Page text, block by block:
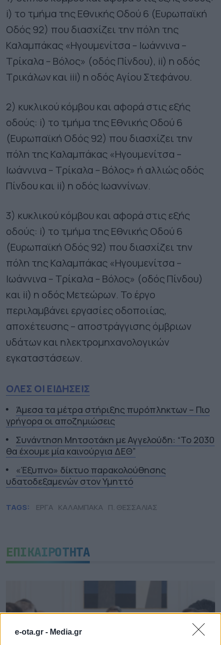
e-ota.gr - Media.gr
i) το τμήμα της Εθνικής Οδού 6 (Ευρωπαϊκή
Οδός 92) που διασχίζει την πόλη της
Καλαμπάκας «Ηγουμενίτσα – Ιωάννινα –
Τρίκαλα – Βόλος» (οδός Πίνδου), ii) η οδός
Τρικάλων και iii) η οδός Αγίου Στεφάνου.
2) κυκλικού κόμβου και αφορά στις εξής
οδούς: i) το τμήμα της Εθνικής Οδού 6
(Ευρωπαϊκή Οδός 92) που διασχίζει την
πόλη της Καλαμπάκας «Ηγουμενίτσα –
Ιωάννινα – Τρίκαλα – Βόλος» ή αλλιώς οδός
Πίνδου και ii) η οδός Ιωαννίνων.
3) κυκλικού κόμβου και αφορά στις εξής
οδούς: i) το τμήμα της Εθνικής Οδού 6
(Ευρωπαϊκή Οδός 92) που διασχίζει την
πόλη της Καλαμπάκας «Ηγουμενίτσα –
Ιωάννινα – Τρίκαλα – Βόλος» (οδός Πίνδου)
και ii) η οδός Μετεώρων. Το έργο
περιλαμβάνει εργασίες οδοποιίας,
αποχέτευσης – αποστράγγισης όμβριων
υδάτων και ηλεκτρομηχανολογικών
εγκαταστάσεων.
ΟΛΕΣ ΟΙ ΕΙΔΗΣΕΙΣ
Άμεσα τα μέτρα στήριξης πυρόπληκτων – Πιο
γρήγορα οι αποζημιώσεις
Συνάντηση Μητσοτάκη με Αγγελούδη: “Το 2030
θα έχουμε μία καινούργια ΔΕΘ”
«Έξυπνο» δίκτυο παρακολούθησης
υδατοδεξαμενών στον Υμηττό
TAGS: ΕΡΓΑ ΚΑΛΑΜΠΑΚΑ Π. ΘΕΣΣΑΛΙΑΣ
ΕΠΙΚΑΙΡΟΤΗΤΑ